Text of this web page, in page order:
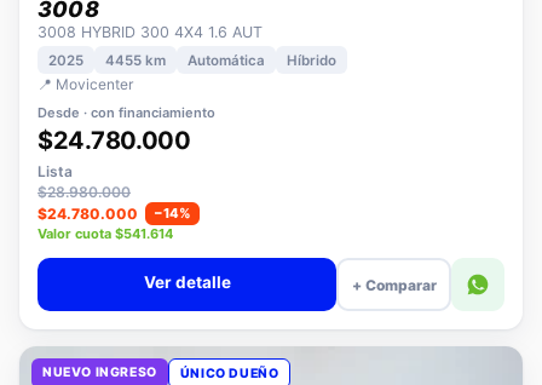
PEUGEOT
3008
3008 HYBRID 300 4X4 1.6 AUT
2025 4455 km
📍 Movicenter
Desde · con financiamiento
$24.780.000
Lista
$28.980.000
$24.780.000
−14%
Valor cuota $541.614
+ Comparar